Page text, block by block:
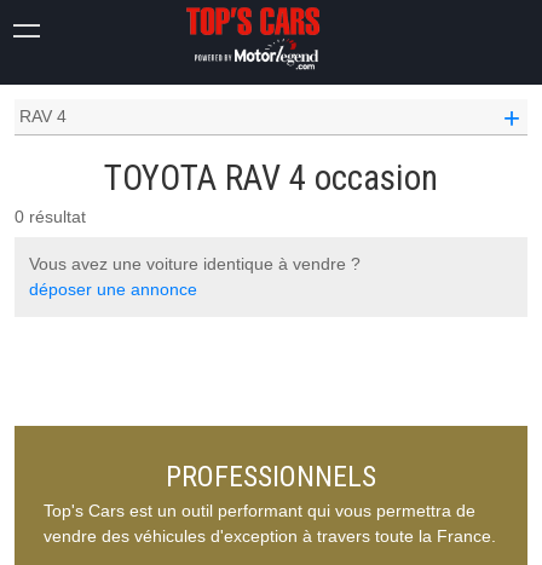
TOYOTA OCCASION
RAV 4
+
TOYOTA RAV 4 occasion
0 résultat
Vous avez une voiture identique à vendre ?
déposer une annonce
PROFESSIONNELS
Top's Cars est un outil performant qui vous permettra de
vendre des véhicules d'exception à travers toute la France.